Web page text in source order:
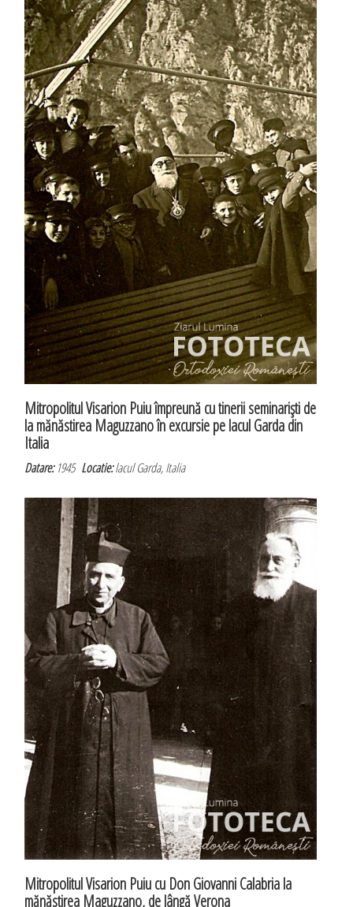
Mitropolitul Visarion Puiu împreună cu tinerii seminarişti de
la mănăstirea Maguzzano în excursie pe lacul Garda din
Italia
Datare:1945Locatie:lacul Garda, Italia
Mitropolitul Visarion Puiu cu Don Giovanni Calabria la
mănăstirea Maguzzano, de lângă Verona